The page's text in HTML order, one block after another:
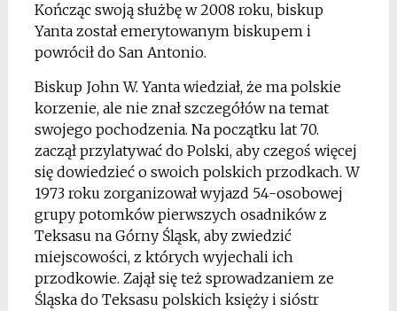
Kończąc swoją służbę w 2008 roku, biskup
Yanta został emerytowanym biskupem i
powrócił do San Antonio.
Biskup John W. Yanta wiedział, że ma polskie
korzenie, ale nie znał szczegółów na temat
swojego pochodzenia. Na początku lat 70.
zaczął przylatywać do Polski, aby czegoś więcej
się dowiedzieć o swoich polskich przodkach. W
1973 roku zorganizował wyjazd 54-osobowej
grupy potomków pierwszych osadników z
Teksasu na Górny Śląsk, aby zwiedzić
miejscowości, z których wyjechali ich
przodkowie. Zajął się też sprowadzaniem ze
Śląska do Teksasu polskich księży i sióstr